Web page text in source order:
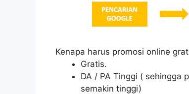
Kenapa harus promosi online
Gratis.
DA / PA Tinggi ( sehingga
semakin tinggi)